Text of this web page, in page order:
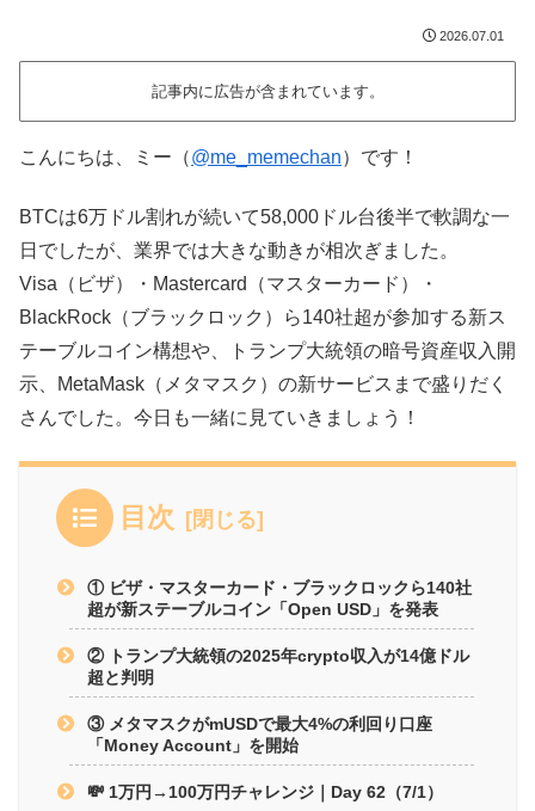
2026.07.01
記事内に広告が含まれています。
こんにちは、ミー（@me_memechan）です！
BTCは6万ドル割れが続いて58,000ドル台後半で軟調な一
日でしたが、業界では大きな動きが相次ぎました。
Visa（ビザ）・Mastercard（マスターカード）・
BlackRock（ブラックロック）ら140社超が参加する新ス
テーブルコイン構想や、トランプ大統領の暗号資産収入開
示、MetaMask（メタマスク）の新サービスまで盛りだく
さんでした。今日も一緒に見ていきましょう！
目次
① ビザ・マスターカード・ブラックロックら140社
超が新ステーブルコイン「Open USD」を発表
② トランプ大統領の2025年crypto収入が14億ドル
超と判明
③ メタマスクがmUSDで最大4%の利回り口座
「Money Account」を開始
💸 1万円→100万円チャレンジ｜Day 62（7/1）